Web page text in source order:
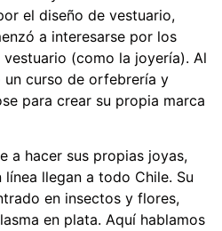
el diseño de vestuario,
a interesarse por los
(como la joyería). Al
curso de orfebrería y
para crear su propia marca
a hacer sus propias joyas,
llegan a todo Chile. Su
en insectos y flores,
en plata. Aquí hablamos